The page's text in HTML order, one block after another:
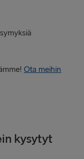
Ota meihin
kysytyt